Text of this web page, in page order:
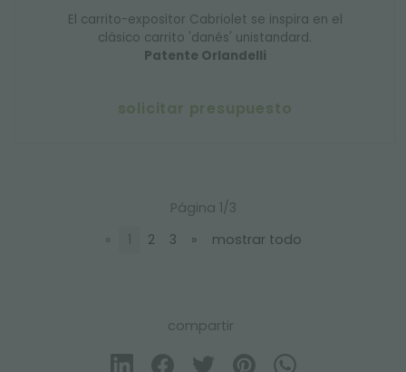
El carrito-expositor Cabriolet se inspira en el
clásico carrito 'danés' unistandard.
Patente Orlandelli
solicitar presupuesto
Página 1/3
«
1 2 3 » mostrar todo
compartir